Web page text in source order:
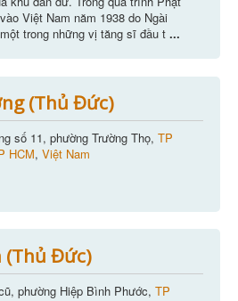
Việt Nam năm 1938 do Ngài
trong những vị tăng sĩ đầu t ...
(Thủ Đức)
số 11, phường Trường Thọ, TP
HCM, Việt Nam
(Thủ Đức)
phường Hiệp Bình Phước, TP